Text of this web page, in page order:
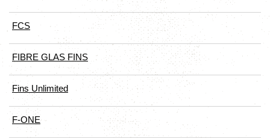
FCS
FIBRE GLAS FINS
Fins Unlimited
F-ONE